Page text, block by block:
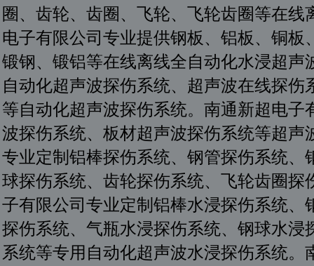
圈、齿轮、齿圈、飞轮、飞轮齿圈等在
电子有限公司专业提供钢板、铝板、铜
锻钢、锻铝等在线离线全自动化水浸超
自动化超声波探伤系统、超声波在线探
等自动化超声波探伤系统。南通新超电
波探伤系统、板材超声波探伤系统等超
专业定制铝棒探伤系统、钢管探伤系统
球探伤系统、齿轮探伤系统、飞轮齿圈
子有限公司专业定制铝棒水浸探伤系统
探伤系统、气瓶水浸探伤系统、钢球水
系统等专用自动化超声波水浸探伤系统